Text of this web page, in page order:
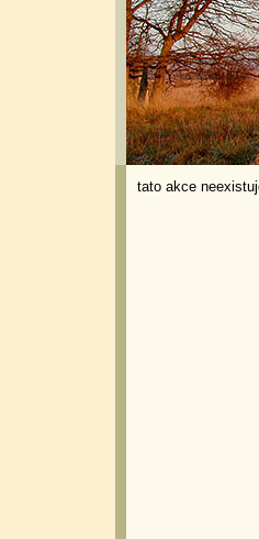
tato akce